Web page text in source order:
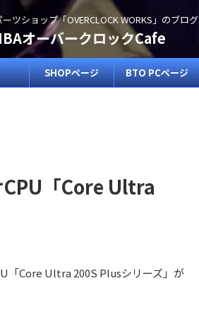
ツショップ「OVERCLOCK WORKS」のブログ
オーバークロックCafe
SHOPページ BTO PCページ
「Core Ultra
「Core Ultra 200S Plusシリーズ」が